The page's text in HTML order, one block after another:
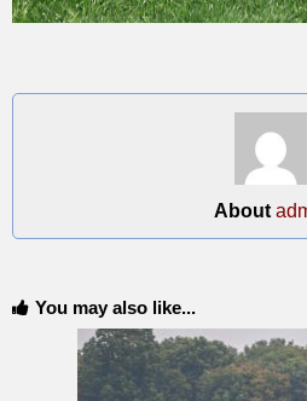
About
You may also like...